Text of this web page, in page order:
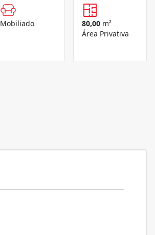
Mobiliado 80,00 m²
Área Privativa